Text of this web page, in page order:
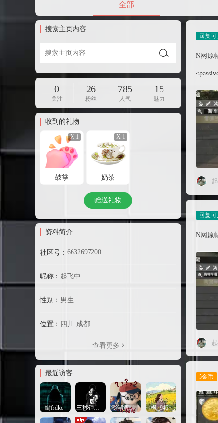
全部
搜索主页内容
0
关注
26
粉丝
785
人气
15
魅力
收到的礼物
鼓掌
X 1
奶茶
X 1
赠送礼物
资料简介
社区号： 6632697200
昵称： 起飞中
性别： 男生
位置： 四川·成都
查看更多
最近访客
䋽fsdkc 三秒钟的记忆 澎湖湾扛把子 枫_946
N网原
N网原
5金币